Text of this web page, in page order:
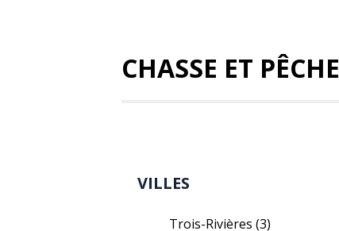
CHASSE ET PÊCHE
VILLES
Trois-Rivières (3)